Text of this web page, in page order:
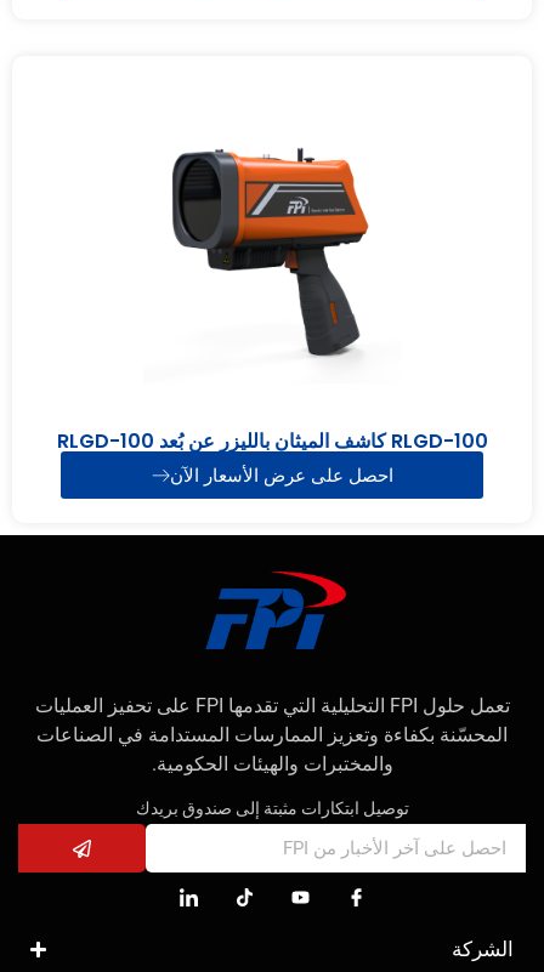
RLGD-100 كاشف الميثان بالليزر عن بُعد RLGD-100
احصل على عرض الأسعار الآن
تعمل حلول FPI التحليلية التي تقدمها FPI على تحفيز العمليات
المحسّنة بكفاءة وتعزيز الممارسات المستدامة في الصناعات
والمختبرات والهيئات الحكومية.
توصيل ابتكارات مثبتة إلى صندوق بريدك
الشركة